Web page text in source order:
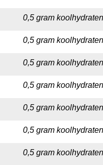
0,5 gram
0,5 gram
0,5 gram
0,5 gram
0,5 gram
0,5 gram
0,5 gram